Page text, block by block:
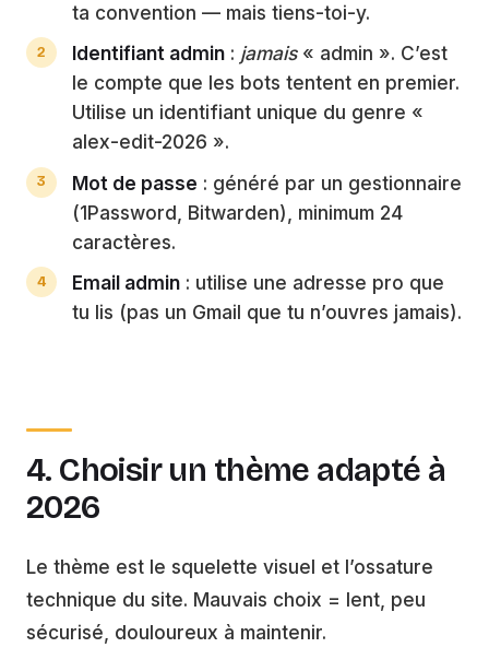
ta convention — mais tiens-toi-y.
Identifiant admin : jamais« admin ». C’est
le compte que les bots tentent en premier.
Utilise un identifiant unique du genre «
alex-edit-2026 ».
Mot de passe : généré par un gestionnaire
(1Password, Bitwarden), minimum 24
caractères.
Email admin : utilise une adresse pro que
tu lis (pas un Gmail que tu n’ouvres jamais).
4. Choisir un thème adapté à
2026
Le thème est le squelette visuel et l’ossature
technique du site. Mauvais choix = lent, peu
sécurisé, douloureux à maintenir.